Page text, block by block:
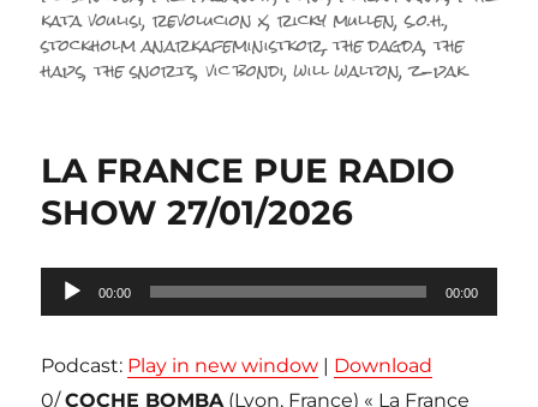
kata voulisi,revolucion x,ricky mullen,s.o.h.,
stockholm anarkafeministkor,the dagda,the
haps,the snorts,vic bondi,will walton,z-pak
LA FRANCE PUE RADIO
SHOW 27/01/2026
Lecteur
audio
00:00 00:00
Podcast: Play in new window | Download
0/COCHE BOMBA (Lyon, France) « La France